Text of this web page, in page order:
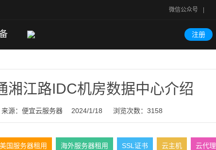
微信公众号
注册
湘江路IDC机房数据中心介绍
来源： 便宜云服务器 2024/1/18 浏览次数：3158
美国服务器租用 海外服务器租用 SSL证书 云主机 云代理